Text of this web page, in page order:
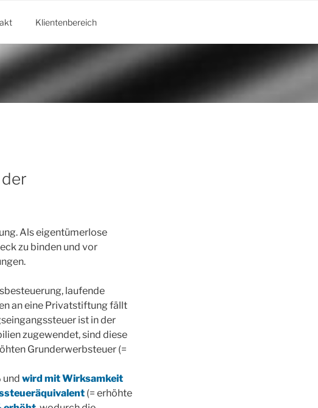
Klientenbereich
Als eigentümerlose
zu binden und vor
laufende
an eine Privatstiftung fällt
ist in der
zugewendet, sind diese
Grunderwerbsteuer (=
und wird mit Wirksamkeit
(= erhöhte